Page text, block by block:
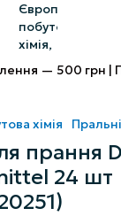
— 500 грн |
хімія
прання
24 шт